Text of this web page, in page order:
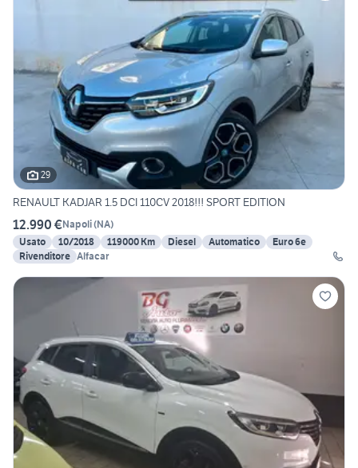
29
RENAULT KADJAR 1.5 DCI 110CV 2018!!! SPORT EDITION
12.990 €Napoli(NA)
Usato
10/2018 119000 Km Diesel Automatico
Euro 6e
Rivenditore Alfacar